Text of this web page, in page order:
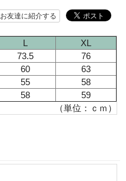
お友達に紹介する
L
XL
73.5
76
60
63
55
58
58
59
（単位：ｃｍ）